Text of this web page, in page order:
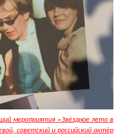
мероприятия «Звёздное лето в
советский и российский актёр